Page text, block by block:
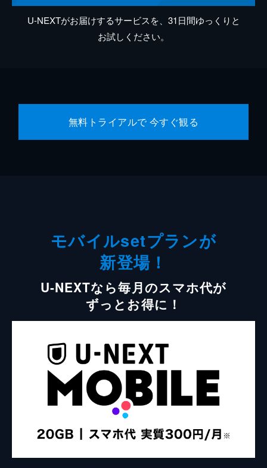
U-NEXTがお届けするサービスを、31日間ゆっくりと
お試しください。
無料トライアルで 今すぐ観る
モバイルsetプランが
新登場！
U-NEXTなら毎月のスマホ代が
ずっとお得に！